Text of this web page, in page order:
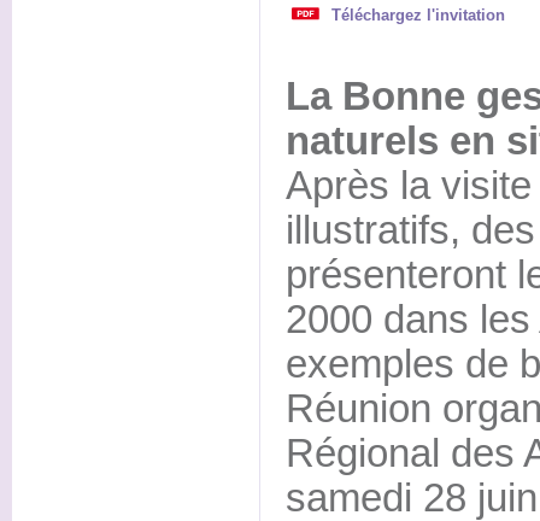
Téléchargez l'invitation
La Bonne
naturels en
Après la
illustratifs,
présenteront
2000 dans
exemples de
Réunion
Régional des
samedi 28